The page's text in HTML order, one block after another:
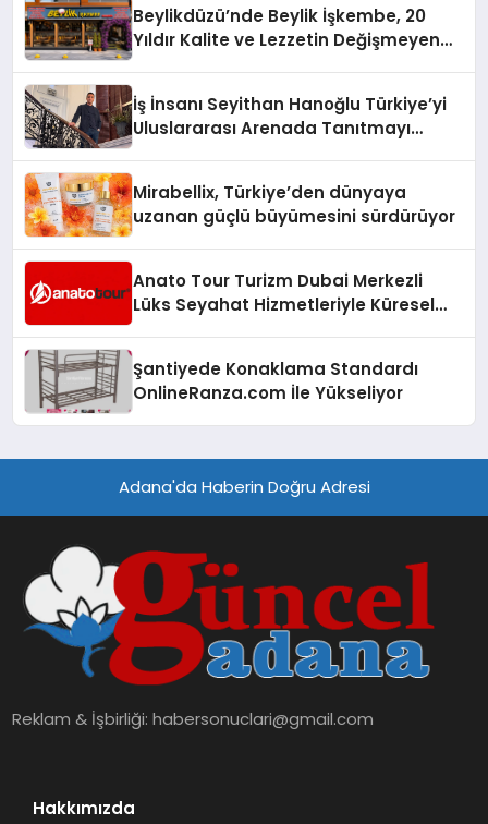
Beylikdüzü’nde Beylik İşkembe, 20
Yıldır Kalite ve Lezzetin Değişmeyen
İş İnsanı Seyithan Hanoğlu Türkiye’yi
Uluslararası Arenada Tanıtmayı
Mirabellix, Türkiye’den dünyaya
uzanan güçlü büyümesini sürdürüyor
Anato Tour Turizm Dubai Merkezli
Lüks Seyahat Hizmetleriyle Küresel
Şantiyede Konaklama Standardı
OnlineRanza.com İle Yükseliyor
Adana'da Haberin Doğru Adresi
Reklam & İşbirliği:habersonuclari@gmail.com
Hakkımızda